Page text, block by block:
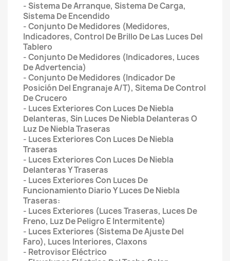
- Sistema De Arranque, Sistema De Carga,
Sistema De Encendido
- Conjunto De Medidores (Medidores,
Indicadores, Control De Brillo De Las Luces Del
Tablero
- Conjunto De Medidores (Indicadores, Luces
De Advertencia)
- Conjunto De Medidores (Indicador De
Posición Del Engranaje A/T), Sitema De Control
De Crucero
- Luces Exteriores Con Luces De Niebla
Delanteras, Sin Luces De Niebla Delanteras O
Luz De Niebla Traseras
- Luces Exteriores Con Luces De Niebla
Traseras
- Luces Exteriores Con Luces De Niebla
Delanteras Y Traseras
- Luces Exteriores Con Luces De
Funcionamiento Diario Y Luces De Niebla
Traseras:
- Luces Exteriores (Luces Traseras, Luces De
Freno, Luz De Peligro E Intermitente)
- Luces Exteriores (Sistema De Ajuste Del
Faro), Luces Interiores, Claxons
- Retrovisor Eléctrico